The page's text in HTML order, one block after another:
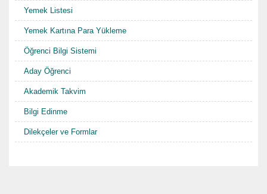
Yemek Listesi
Yemek Kartına Para Yükleme
Öğrenci Bilgi Sistemi
Aday Öğrenci
Akademik Takvim
Bilgi Edinme
Dilekçeler ve Formlar